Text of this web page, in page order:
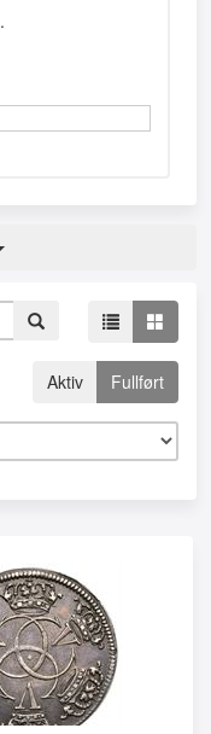
.
Aktiv Fullført